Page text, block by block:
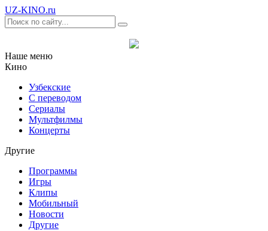
UZ-KINO.ru
Наше меню
Кино
Узбекские
С переводом
Сериалы
Мультфилмы
Концерты
Другие
Программы
Игры
Клипы
Мобильный
Новости
Другие